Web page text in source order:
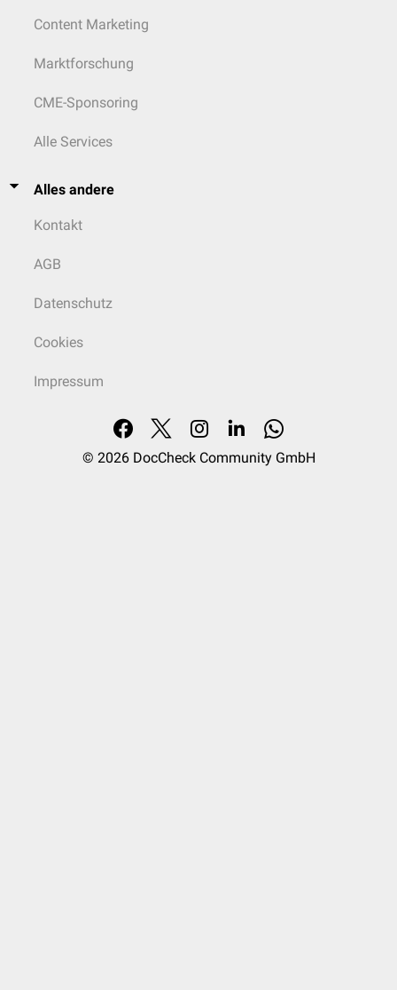
Content Marketing
Marktforschung
CME-Sponsoring
Alle Services
Alles andere
Kontakt
AGB
Datenschutz
Cookies
Impressum
© 2026 DocCheck Community GmbH